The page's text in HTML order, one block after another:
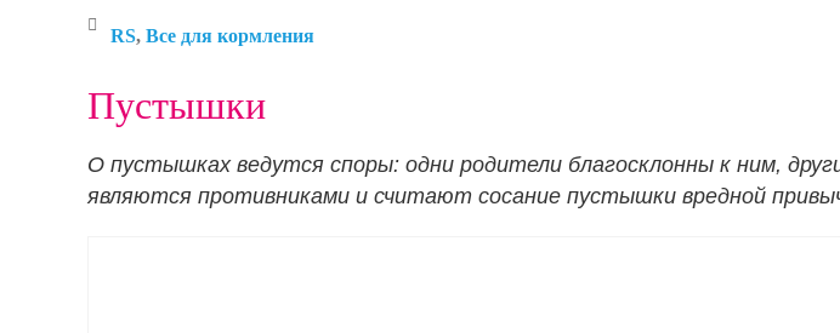
RS, Все для кормления
Пустышки
О пустышках ведутся споры: одни родители благосклонны к ним,
являются противниками и считают сосание пустышки вредной